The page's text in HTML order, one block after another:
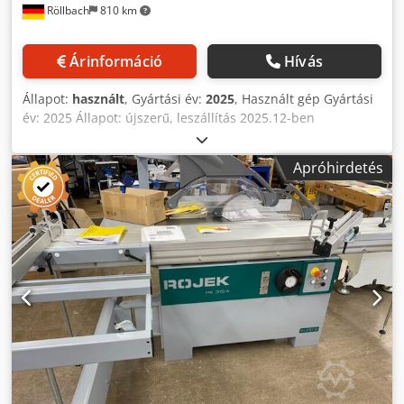
állapotban van, a szokásos, kora miatti kopásnyomokkal.
egyeztetés alapján megtekinthető és kipróbálható. Szállítás
felár ellenében lehetséges! A gép értékesítése előtt
ellenőrzésre kerül. A használt gép korának figyelembe
vétele mellett, a kereskedelmi célú vásárlók esetében a
garancia kizárásra kerül. A műszaki adatok és a
felszereltség eltérhetnek. A tévedések, a köztes értékesítés
és a változtatások jogát fenntartjuk. Minden adat
tájékoztató jellegű.
Röllbach 810 km
Árinformáció Hívás
Állapot: használt, Gyártási év: 2025, Használt gép Gyártási
év: 2025 Állapot: újszerű, leszállítás 2025.12-ben
Felszereltség és műszaki adatok: • Masszív, erősen
bordázott szürkeöntvény munkaasztal a maximális
stabilitásért és hosszú élettartamért • Robusztus,
hegesztett acélból készült alapváz – nagyfokú
csavarodásállóságot és rezgésmentes működést biztosít •
Precíziós, eloxált alumíniumból készült formátum tolószán
– könnyed futás a kiváló minőségű golyóscsapágyas
vezetőrendszernek köszönhetően • Keményfémből készült
vezetősínek – tartós pontosságot, minimális karbantartást
garantálnak • Dönthető szürkeöntvény fűrészegység kettős
szegmensvezetéssel – pontos nulla-pontos döntés a
legnagyobb vágási pontosságért Dksdpfx Aajzk N Txjgjr •
Masszív párhuzamütköző köracél vezetősínnel •
Áthelyezhető excenteres rögzítőszerkezettel felszerelve •
Apróhirdetés